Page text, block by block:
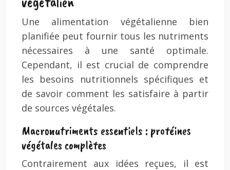
Une alimentation végétalienne bien
planifiée peut fournir tous les nutriments
nécessaires à une santé optimale.
Cependant, il est crucial de comprendre
les besoins nutritionnels spécifiques et
de savoir comment les satisfaire à partir
de sources végétales.
Macronutriments essentiels : protéines
végétales complètes
Contrairement aux idées reçues, il est